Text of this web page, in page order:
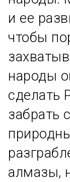
и ее
чтобы
народы
сделать
забрать
алмазы,